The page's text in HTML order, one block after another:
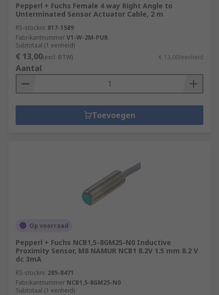
Pepperl + Fuchs Female 4 way Right Angle to
Unterminated Sensor Actuator Cable, 2 m
RS-stocknr. 817-1589
FabrikantnummerV1-W-2M-PUR
Subtotaal (1 eenheid)
€ 13,00(excl. BTW) € 13,00/eenheid
Aantal
Toevoegen
Op voorraad
Pepperl + Fuchs NCB1,5-8GM25-N0 Inductive
Proximity Sensor, M8 NAMUR NCB1 8.2V 1.5 mm 8.2 V
dc 3mA
RS-stocknr. 285-8471
Fabrikantnummer NCB1,5-8GM25-N0
Subtotaal (1 eenheid)